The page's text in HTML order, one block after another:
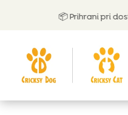
📦 Prihrani pri dostavi